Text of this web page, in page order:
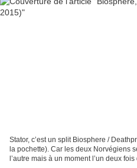
Stator, c’est un split Biosphere /
la pochette). Car les deux Norvégiens
l’autre mais à un moment l’un deux